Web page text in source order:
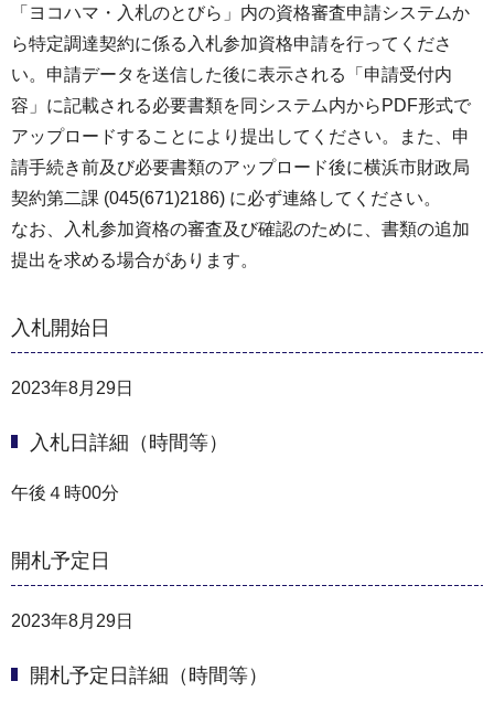
「ヨコハマ・入札のとびら」内の資格審査申請システムか
ら特定調達契約に係る入札参加資格申請を行ってくださ
い。申請データを送信した後に表示される「申請受付内
容」に記載される必要書類を同システム内からPDF形式で
アップロードすることにより提出してください。また、申
請手続き前及び必要書類のアップロード後に横浜市財政局
契約第二課 (045(671)2186) に必ず連絡してください。
なお、入札参加資格の審査及び確認のために、書類の追加
提出を求める場合があります。
入札開始日
2023年8月29日
入札日詳細（時間等）
午後４時00分
開札予定日
2023年8月29日
開札予定日詳細（時間等）